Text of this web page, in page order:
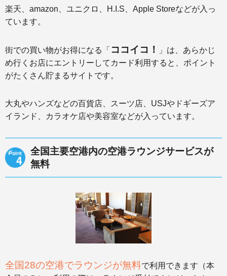
楽天、amazon、ユニクロ、H.I.S、Apple Storeなどが入っ
ています。
街での買い物がお得になる「 ココイコ！
」は、あらかじ
め行くお店にエントリーしてカード利用すると、ポイント
がたくさん貯まるサイトです。
大丸やハンズなどの百貨店、スーツ店、USJやドギーズア
イランド、カラオケ店や美容室などが入っています。
全国主要空港内の空港ラウンジサービスが
無料
全国28の空港でラウンジが無料で利用できます（本